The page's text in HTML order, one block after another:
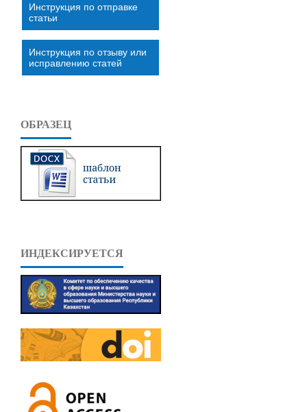
Инструкция по отправке
статьи
Инструкция по отзыву или
исправлению статей
ОБРАЗЕЦ
ИНДЕКСИРУЕТСЯ